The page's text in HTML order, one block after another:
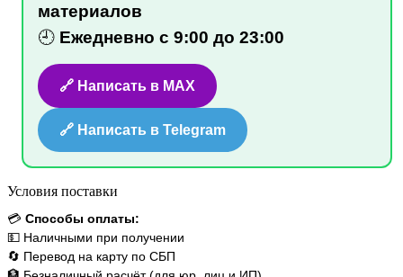
материалов
🕘 Ежедневно с 9:00 до 23:00
🔗 Написать в MAX
🔗 Написать в Telegram
Условия поставки
💳 Способы оплаты:
💵 Наличными при получении
🔄 Перевод на карту по СБП